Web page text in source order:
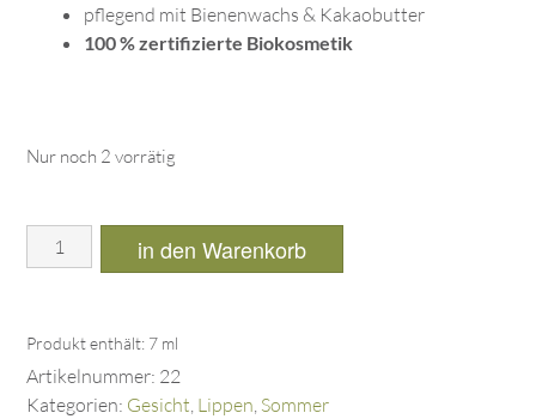
pflegend mit Bienenwachs & Kakaobutter
100 % zertifizierte Biokosmetik
Nur noch 2 vorrätig
in den Warenkorb
Produkt enthält: 7 ml
Artikelnummer: 22
Kategorien: Gesicht, Lippen, Sommer